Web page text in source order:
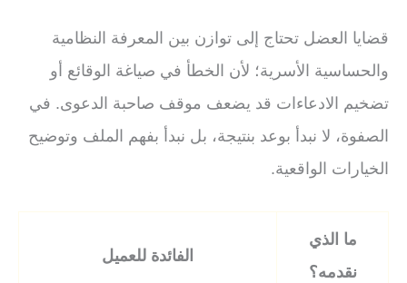
قضايا العضل تحتاج إلى توازن بين المعرفة النظامية
والحساسية الأسرية؛ لأن الخطأ في صياغة الوقائع أو
تضخيم الادعاءات قد يضعف موقف صاحبة الدعوى. في
الصفوة، لا نبدأ بوعد بنتيجة، بل نبدأ بفهم الملف وتوضيح
الخيارات الواقعية.
ما الذي
نقدمه؟
الفائدة للعميل